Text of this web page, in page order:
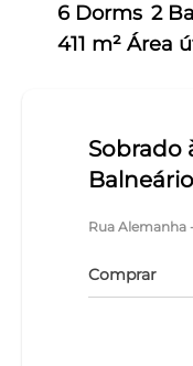
6 Dorms 2
411 m² Área
Sobrado
Rua Alemanha
Comprar